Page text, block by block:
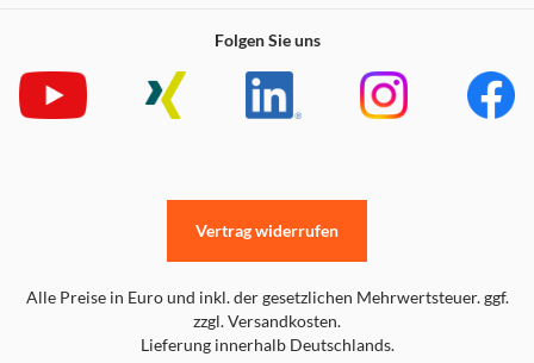
Folgen Sie uns
Alle Preise in Euro und inkl. der gesetzlichen Mehrwertsteuer. ggf.
zzgl. Versandkosten.
Lieferung innerhalb Deutschlands.
Vertrag widerrufen